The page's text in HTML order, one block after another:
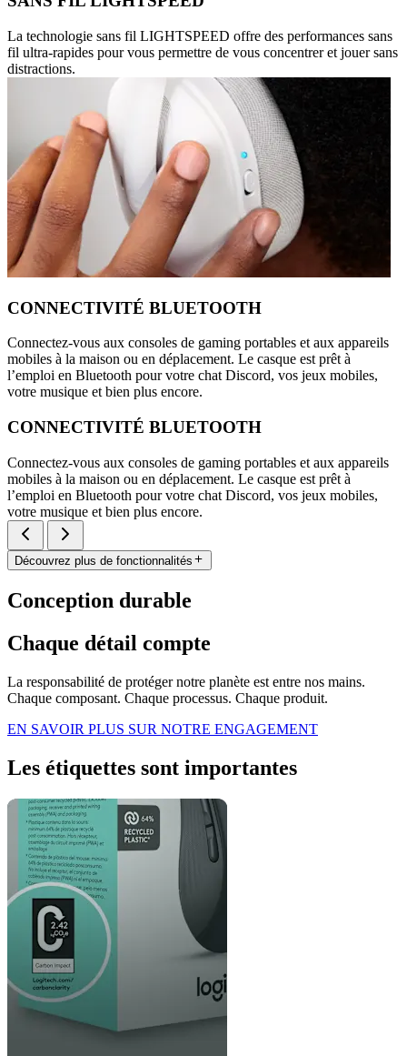
La technologie sans fil LIGHTSPEED offre des performances sans
fil ultra-rapides pour vous permettre de vous concentrer et jouer sans
distractions.
CONNECTIVITÉ BLUETOOTH
Connectez-vous aux consoles de gaming portables et aux appareils
mobiles à la maison ou en déplacement. Le casque est prêt à
l’emploi en Bluetooth pour votre chat Discord, vos jeux mobiles,
votre musique et bien plus encore.
CONNECTIVITÉ BLUETOOTH
Connectez-vous aux consoles de gaming portables et aux appareils
mobiles à la maison ou en déplacement. Le casque est prêt à
l’emploi en Bluetooth pour votre chat Discord, vos jeux mobiles,
votre musique et bien plus encore.
Découvrez plus de fonctionnalités
Conception durable
Chaque détail compte
La responsabilité de protéger notre planète est entre nos mains.
Chaque composant. Chaque processus. Chaque produit.
EN SAVOIR PLUS SUR NOTRE ENGAGEMENT
Les étiquettes sont importantes